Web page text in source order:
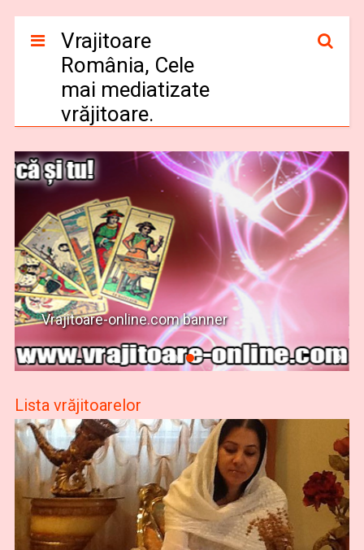
Vrajitoare
România, Cele
mai mediatizate
vrăjitoare.
Vrajitoare-online.com banner
Lista vrăjitoarelor